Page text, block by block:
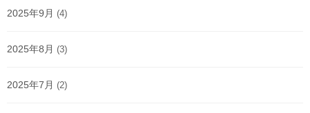
2025年9月 (4)
2025年8月 (3)
2025年7月 (2)